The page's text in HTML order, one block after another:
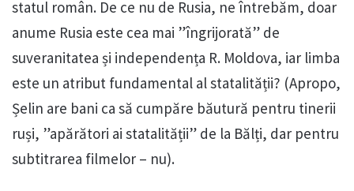
statul român. De ce nu de Rusia, ne întrebăm, doar
anume Rusia este cea mai ”îngrijorată” de
suveranitatea și independența R. Moldova, iar limba
este un atribut fundamental al statalității? (Apropo,
Șelin are bani ca să cumpăre băutură pentru tinerii
ruși, ”apărători ai statalității” de la Bălți, dar pentru
subtitrarea filmelor – nu).